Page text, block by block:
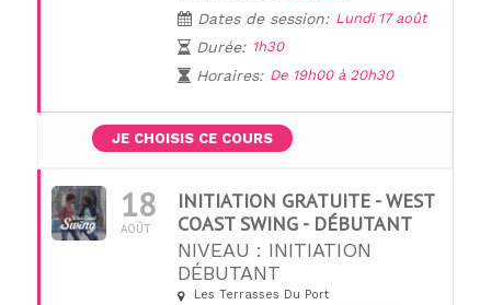
Dates de session: Lundi 17 août
Durée: 1h30
Horaires: De 19h00 à 20h30
JE CHOISIS CE COURS
18
AOÛT
INITIATION GRATUITE - WEST
COAST SWING - DÉBUTANT
NIVEAU : INITIATION
DÉBUTANT
Les Terrasses Du Port